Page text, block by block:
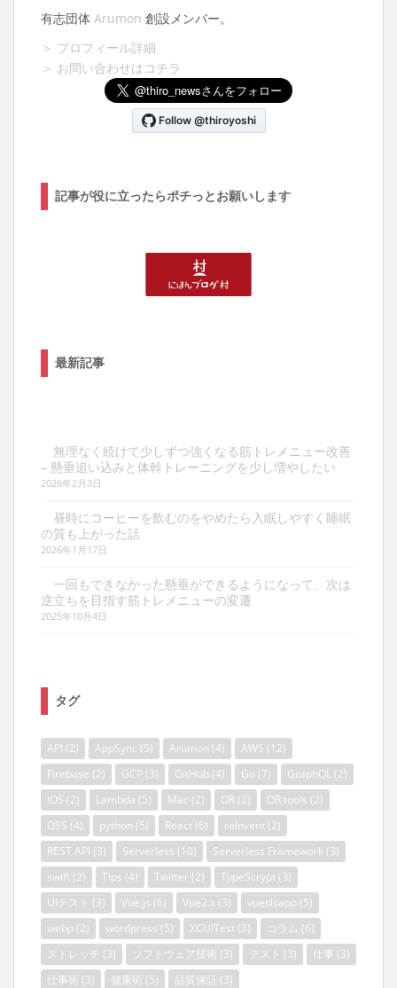
有志団体 Arumon 創設メンバー。
＞ プロフィール詳細
＞ お問い合わせはコチラ
記事が役に立ったらポチっとお願いします
最新記事
無理なく続けて少しずつ強くなる筋トレメニュー改善
– 懸垂追い込みと体幹トレーニングを少し増やしたい
2026年2月3日
昼時にコーヒーを飲むのをやめたら入眠しやすく睡眠
の質も上がった話
2026年1月17日
一回もできなかった懸垂ができるようになって、次は
逆立ちを目指す筋トレメニューの変遷
2025年10月4日
タグ
API (2) AppSync (5) Arumon (4) AWS (12)
Firebase (2) GCP (3) GitHub (4) Go (7) GraphQL (2)
iOS (2) Lambda (5) Mac (2) OR (2) OR tools (2)
OSS (4) python (5) React (6) reInvent (2)
REST API (3) Serverless (10) Serverless Framework (3)
swift (2) Tips (4) Twitter (2) TypeScrypt (3)
UIテスト (3) Vue.js (6) Vue2.x (3) vueslsapp (5)
webp (2) wordpress (5) XCUITest (3) コラム (6)
ストレッチ (3) ソフトウェア技術 (3) テスト (3) 仕事 (3)
仕事術 (3) 健康術 (5) 品質保証 (3)